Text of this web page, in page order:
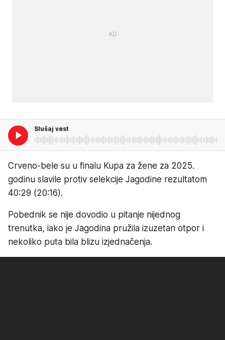
Slušaj vest
Crveno-bele su u finalu Kupa za žene za 2025.
godinu slavile protiv selekcije Jagodine rezultatom
40:29 (20:16).
Pobednik se nije dovodio u pitanje nijednog
trenutka, iako je Jagodina pružila izuzetan otpor i
nekoliko puta bila blizu izjednačenja.